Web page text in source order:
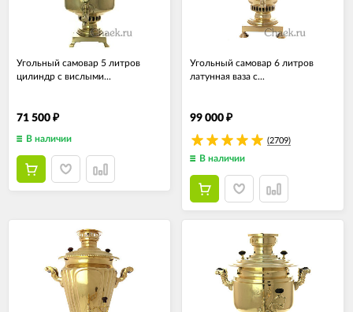
Угольный самовар 5 литров
цилиндр с вислыми...
71 500 ₽
В наличии
Угольный самовар 6 литров
латунная ваза с...
99 000₽
(2709)
В наличии